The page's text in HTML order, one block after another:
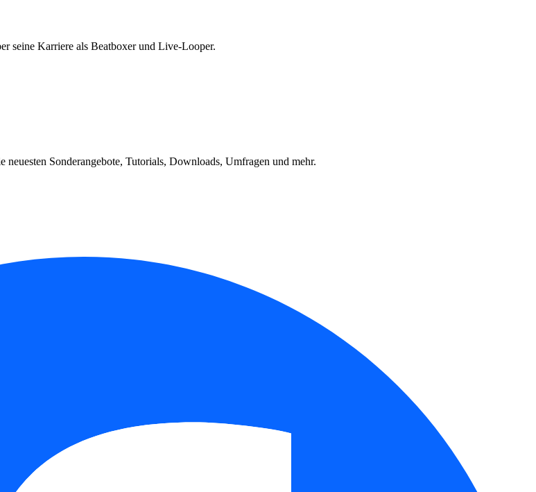
seine Karriere als Beatboxer und Live-Looper.
Sonderangebote, Tutorials, Downloads, Umfragen und mehr.